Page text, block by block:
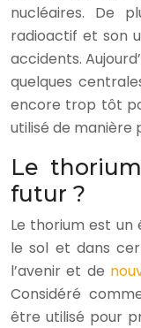
nucléaires. De
radioactif et son
accidents.
quelques
encore trop tôt
utilisé de manière
Le
futur ?
Le thorium est un
le sol et dans
l’avenir et de
Considéré
être utilisé pour